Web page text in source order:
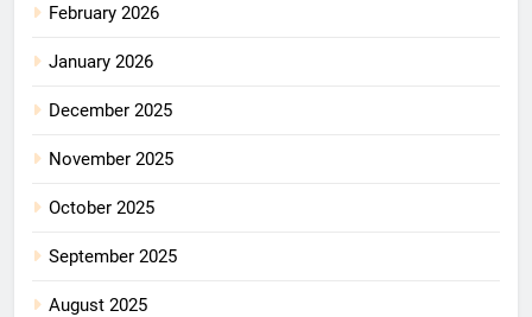
February 2026
January 2026
December 2025
November 2025
October 2025
September 2025
August 2025